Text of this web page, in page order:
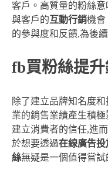
客戶。高質量的粉絲
與客戶的互動行銷機會
的參與度和反饋,為後
fb買粉絲提
除了建立品牌知名度
業的銷售業績產生積
建立消費者的信任,進
於想要透過在線廣告投
絲無疑是一個值得嘗試